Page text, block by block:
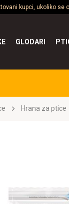
kupci, ukoliko
GLODARI
Hrana za ptice